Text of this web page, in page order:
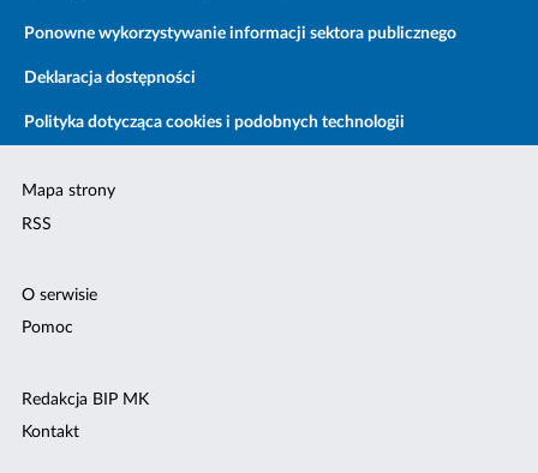
Ponowne wykorzystywanie informacji sektora publicznego
Deklaracja dostępności
Polityka dotycząca cookies i podobnych technologii
Mapa strony
RSS
O serwisie
Pomoc
Redakcja BIP MK
Kontakt